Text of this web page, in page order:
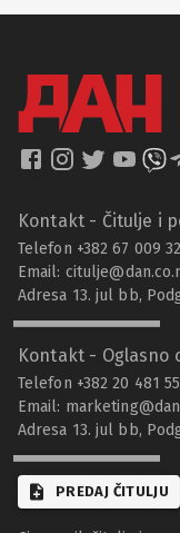
Kontakt - Čitulje i
Telefon +382 67 009
Email:
Adresa 13. jul bb,
Kontakt - Oglasno
Telefon +382 20 481
Email:
Adresa 13. jul bb,
PREDAJ ČITULJU